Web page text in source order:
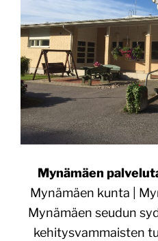
Mynämäen
Mynämäen kunta |
Mynämäen seudun
kehitysvammaisten